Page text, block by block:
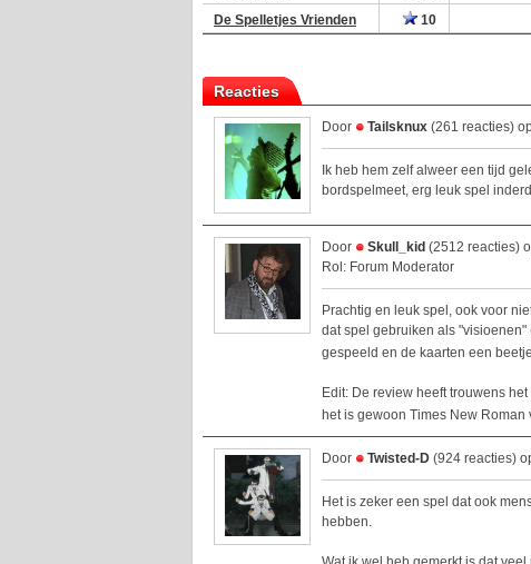
De Spelletjes Vrienden
10
Reacties
Door Tailsknux (261 reacties)
Ik heb hem zelf alweer een tijd
bordspelmeet, erg leuk spel
Door Skull_kid (2512 reacties)
Rol: Forum Moderator
Prachtig en leuk spel, ook voor
dat spel gebruiken als
gespeeld en de kaarten een
Edit: De review heeft trouwens
het is gewoon Times New Roman
Door Twisted-D (924 reacties)
Het is zeker een spel dat ook
hebben.